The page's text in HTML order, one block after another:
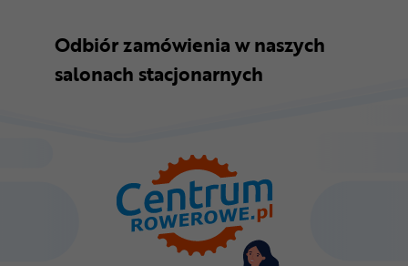
Odbiór zamówienia w naszych
salonach stacjonarnych